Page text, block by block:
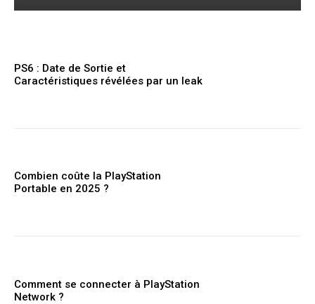
PS6 : Date de Sortie et
Caractéristiques révélées par un leak
Combien coûte la PlayStation
Portable en 2025 ?
Comment se connecter à PlayStation
Network ?